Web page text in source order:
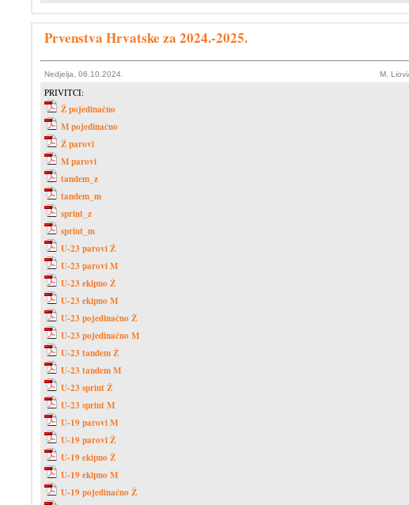
Prvenstva Hrvatske za 2024.-2025.
Nedjelja, 06.10.2024. M.
PRIVITCI:
Ž pojedinačno
M pojedinačno
Ž parovi
M parovi
tandem_z
tandem_m
sprint_z
sprint_m
U-23 parovi Ž
U-23 parovi M
U-23 ekipno Ž
U-23 ekipno M
U-23 pojedinačno Ž
U-23 pojedinačno M
U-23 tandem Ž
U-23 tandem M
U-23 sprint Ž
U-23 sprint M
U-19 parovi M
U-19 parovi Ž
U-19 ekipno Ž
U-19 ekipno M
U-19 pojedinačno Ž